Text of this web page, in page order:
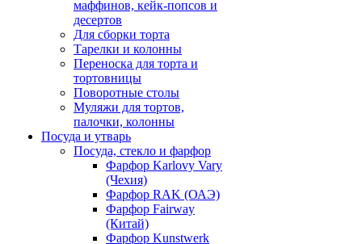
маффинов, кейк-попсов и
десертов
Для сборки торта
Тарелки и колонны
Переноска для торта и
тортовницы
Поворотные столы
Муляжи для тортов,
палочки, колонны
Посуда и утварь
Посуда, стекло и фарфор
Фарфор Karlovy Vary
(Чехия)
Фарфор RAK (ОАЭ)
Фарфор Fairway
(Китай)
Фарфор Kunstwerk